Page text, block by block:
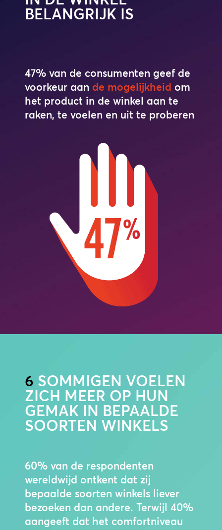
BELANGRIJK IS
47% van de consumenten geef de
voorkeur aan de mogelijkheid om
het product in de winkel aan te
raken, te voelen en uit te proberen
6 SOMMIGEN VOELEN
ZICH MEER OP HUN
GEMAK IN BEPAALDE
SOORTEN WINKELS
60% van de respondenten
wereldwijd ontkent dat zij
bepaalde soorten winkels liever
bezoeken dan andere. Terwijl 40%
aangeeft dat het comfortniveau